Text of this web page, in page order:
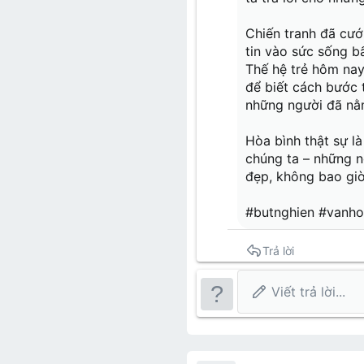
Chiến tranh đã
tin vào sức sống
Thế hệ trẻ hôm
để biết cách bước
những người đã
Hòa bình thật sự
chúng ta – những
đẹp, không bao
#butnghien
Trả lời
Viết trả lời...